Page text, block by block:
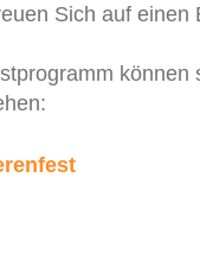
Sich auf einen
können